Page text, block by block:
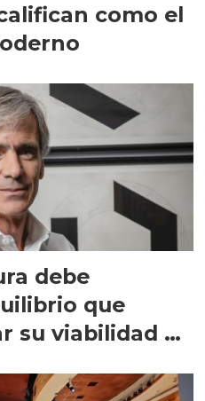
como el
debe
que
su viabilidad de